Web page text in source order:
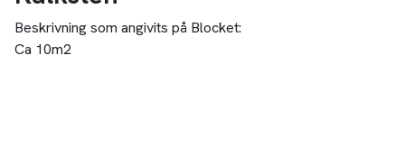
Beskrivning som angivits på Blocket:
Ca 10m2